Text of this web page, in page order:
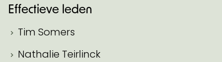
Effectieve leden
Tim Somers
Nathalie Teirlinck